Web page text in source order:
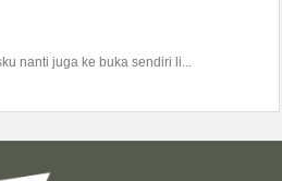
nanti juga ke buka sendiri li...